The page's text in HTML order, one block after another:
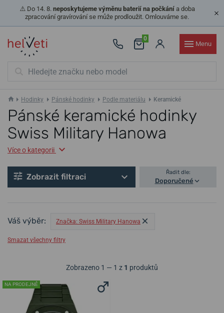
⚠️ Do 14. 8. neposkytujeme výměnu baterií na počkánía doba
zpracování gravírování se může prodloužit. Omlouváme se.
0
Menu
Hodinky Pánské hodinky Podle materiálu Keramické
Pánské keramické hodinky
Swiss Military Hanowa
Více o kategorii
Zobrazit filtraci Řadit dle:
Doporučené
Váš výběr: Značka: Swiss Military Hanowa
Smazat všechny filtry
Zobrazeno 1 — 1 z 1 produktů
NA PRODEJNĚ